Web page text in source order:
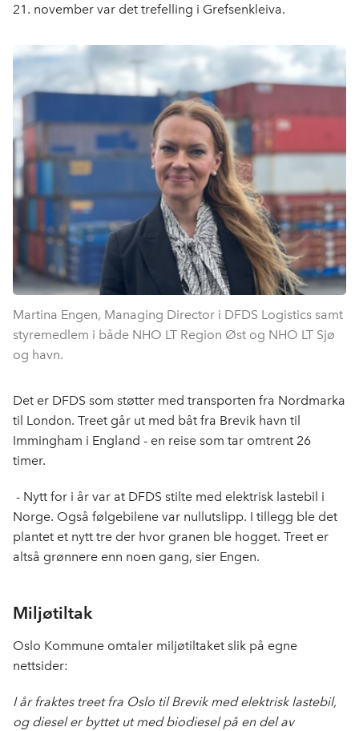
21. november var det trefelling i Grefsenkleiva.
Martina Engen, Managing Director i DFDS Logistics samt
styremedlem i både NHO LT Region Øst og NHO LT Sjø
og havn.
Det er DFDS som støtter med transporten fra Nordmarka
til London. Treet går ut med båt fra Brevik havn til
Immingham i England - en reise som tar omtrent 26
timer.
- Nytt for i år var at DFDS stilte med elektrisk lastebil i
Norge. Også følgebilene var nullutslipp. I tillegg ble det
plantet et nytt tre der hvor granen ble hogget. Treet er
altså grønnere enn noen gang, sier Engen.
Miljøtiltak
Oslo Kommune omtaler miljøtiltaket slik på egne
nettsider:
I år fraktes treet fra Oslo til Brevik med elektrisk lastebil,
og diesel er byttet ut med biodiesel på en del av